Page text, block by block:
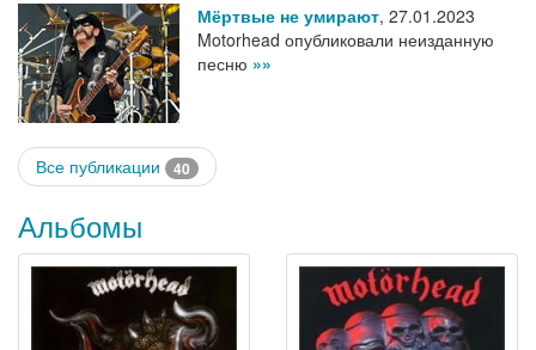
Мёртвые не умирают, 27.01.2023
Motorhead опубликовали неизданную
песню »»
Все публикации 40
Альбомы